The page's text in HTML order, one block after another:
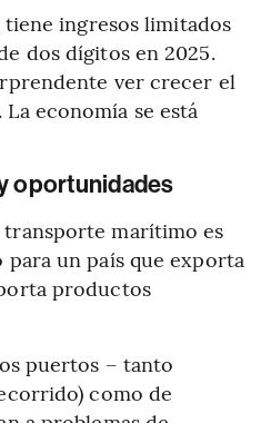
ingresos limitados
dos dígitos en 2025.
ver crecer el
economía se está
oportunidades
marítimo es
un país que exporta
productos
puertos – tanto
como de